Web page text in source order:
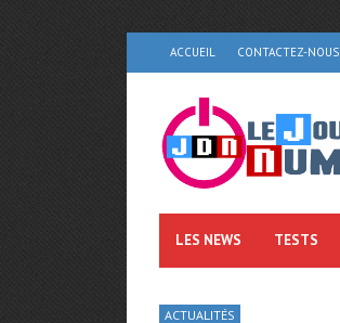
ACCUEIL CONTACTEZ-NOUS
LES NEWS TESTS
ACTUALITÉS